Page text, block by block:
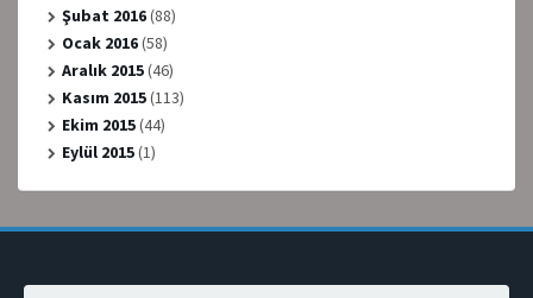
Şubat 2016(88)
Ocak 2016(58)
Aralık 2015(46)
Kasım 2015(113)
Ekim 2015(44)
Eylül 2015(1)